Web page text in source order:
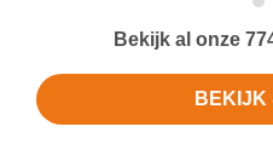
Bekijk al onze
BEKIJK